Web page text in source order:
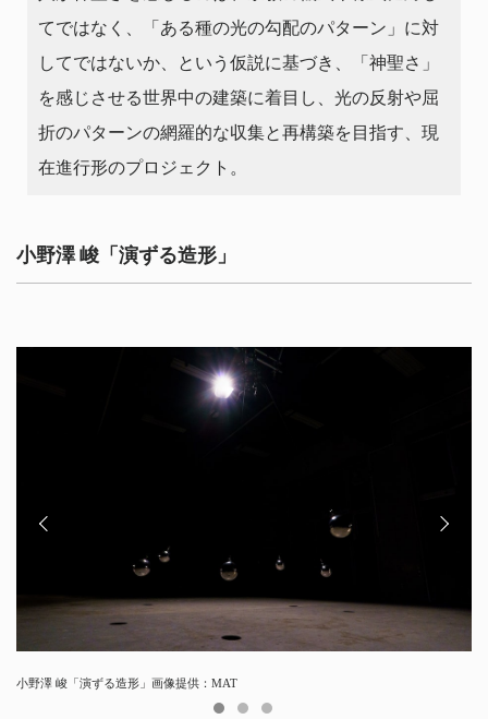
てではなく、「ある種の光の勾配のパターン」に対
してではないか、という仮説に基づき、「神聖さ」
を感じさせる世界中の建築に着⽬し、光の反射や屈
折のパターンの網羅的な収集と再構築を⽬指す、現
在進⾏形のプロジェクト。
⼩野澤 峻「演ずる造形」
⼩野澤 峻「演ずる造形」画像提供：MAT
⼩野澤 峻「演ずる造形」画像提供：MAT
「演ずる造形」について説明する⼩野澤 峻氏